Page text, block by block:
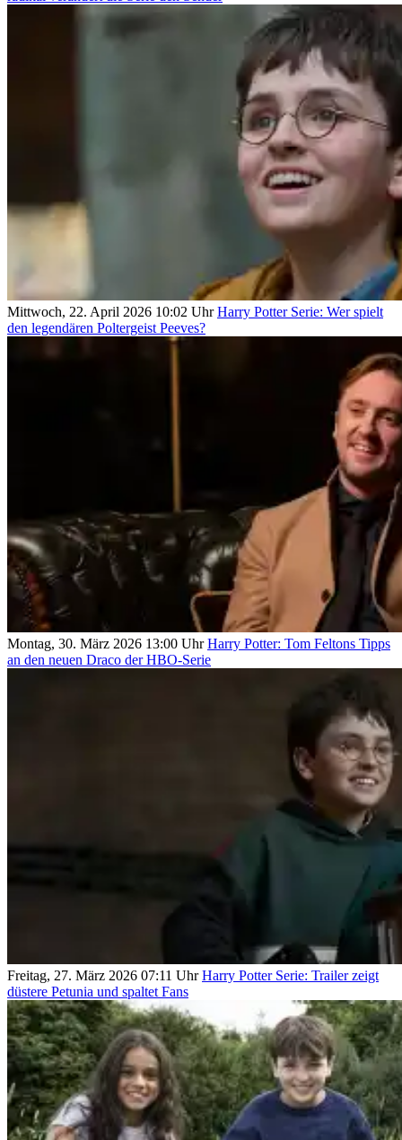
Mittwoch, 22. April 2026 10:02 Uhr Harry Potter Serie: Wer spielt
den legendären Poltergeist Peeves?
Montag, 30. März 2026 13:00 Uhr Harry Potter: Tom Feltons Tipps
an den neuen Draco der HBO-Serie
Freitag, 27. März 2026 07:11 Uhr Harry Potter Serie: Trailer zeigt
düstere Petunia und spaltet Fans